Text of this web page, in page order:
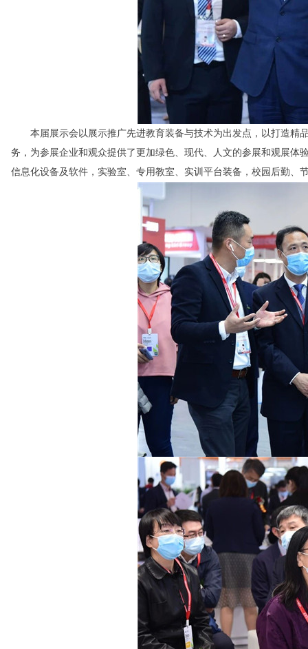
本届展示会以展示推广先进教育装备与技术为出发点，以打造精
务，为参展企业和观众提供了更加绿色、现代、人文的参展和观展体
信息化设备及软件，实验室、专用教室、实训平台装备，校园后勤